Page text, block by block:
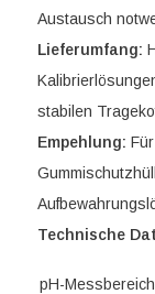
Austausch
Lieferumfang:
stabilen
Empehlung:
Technische
pH-